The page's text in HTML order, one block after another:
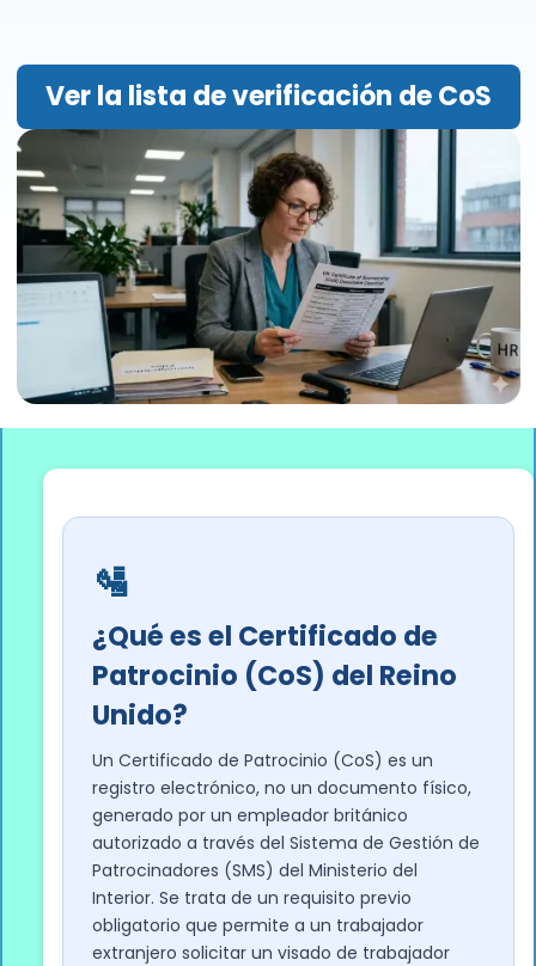
Ver la lista de verificación de CoS
🛂
¿Qué es el Certificado de
Patrocinio (CoS) del Reino
Unido?
Un Certificado de Patrocinio (CoS) es un
registro electrónico, no un documento físico,
generado por un empleador británico
autorizado a través del Sistema de Gestión de
Patrocinadores (SMS) del Ministerio del
Interior. Se trata de un requisito previo
obligatorio que permite a un trabajador
extranjero solicitar un visado de trabajador